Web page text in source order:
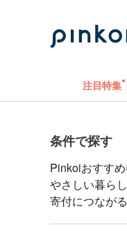
注目特集
条件で探す
Pinkoiおすすめ
やさしい暮らし
寄付につながる